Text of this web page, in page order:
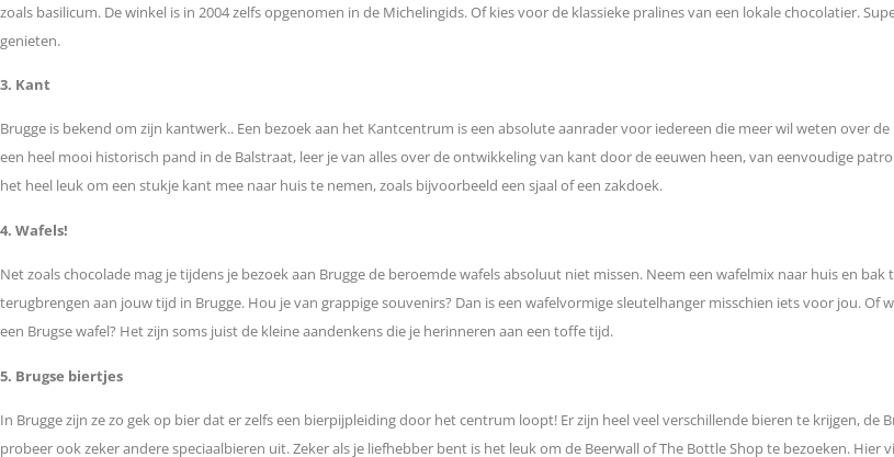
zoals basilicum. De winkel is in 2004 zelfs opgenomen in de Michelingids. Of kies voor de klassieke pralines van een lokale chocolatier.
genieten.
3. Kant
Brugge is bekend om zijn kantwerk.. Een bezoek aan het Kantcentrum is een absolute aanrader voor iedereen die meer wil weten over
een heel mooi historisch pand in de Balstraat, leer je van alles over de ontwikkeling van kant door de eeuwen heen, van eenvoudige
het heel leuk om een stukje kant mee naar huis te nemen, zoals bijvoorbeeld een sjaal of een zakdoek.
4. Wafels!
Net zoals chocolade mag je tijdens je bezoek aan Brugge de beroemde wafels absoluut niet missen. Neem een wafelmix naar huis en bak
terugbrengen aan jouw tijd in Brugge. Hou je van grappige souvenirs? Dan is een wafelvormige sleutelhanger misschien iets voor jou. Of
een Brugse wafel? Het zijn soms juist de kleine aandenkens die je herinneren aan een toffe tijd.
5. Brugse biertjes
In Brugge zijn ze zo gek op bier dat er zelfs een bierpijpleiding door het centrum loopt! Er zijn heel veel verschillende bieren te krijgen, de
probeer ook zeker andere speciaalbieren uit. Zeker als je liefhebber bent is het leuk om de Beerwall of The Bottle Shop te bezoeken. Hier